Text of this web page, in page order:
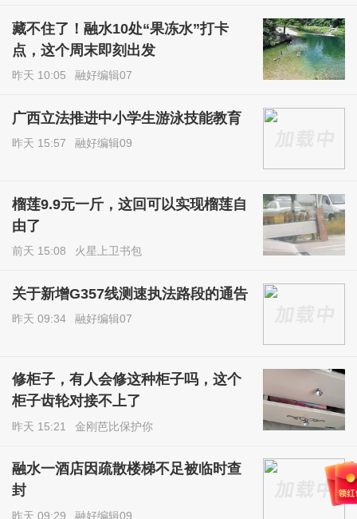
藏不住了！融水10处“果冻水”打卡
点，这个周末即刻出发
昨天 10:05 融好编辑07
广西立法推进中小学生游泳技能教育
昨天 15:57 融好编辑09
榴莲9.9元一斤，这回可以实现榴莲自
由了
前天 15:08 火星上卫书包
关于新增G357线测速执法路段的通告
昨天 09:34 融好编辑07
修柜子，有人会修这种柜子吗，这个
柜子齿轮对接不上了
昨天 15:21 金刚芭比保护你
融水一酒店因疏散楼梯不足被临时查
封
昨天 09:29 融好编辑09